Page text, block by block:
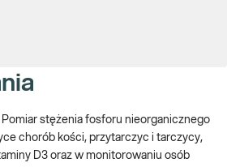
stężenia fosforu nieorganicznego
chorób kości, przytarczyc i tarczycy,
D3 oraz w monitorowaniu osób